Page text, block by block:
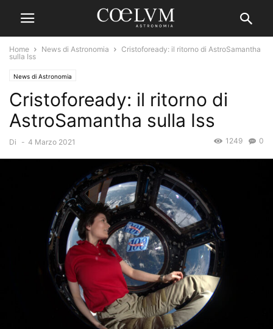
Home News di Astronomia
Cristofoready: il ritorno di AstroSamantha
sulla Iss
News di Astronomia
Cristofoready: il ritorno di
AstroSamantha sulla Iss
Di - 4 Marzo 2021 0
1249